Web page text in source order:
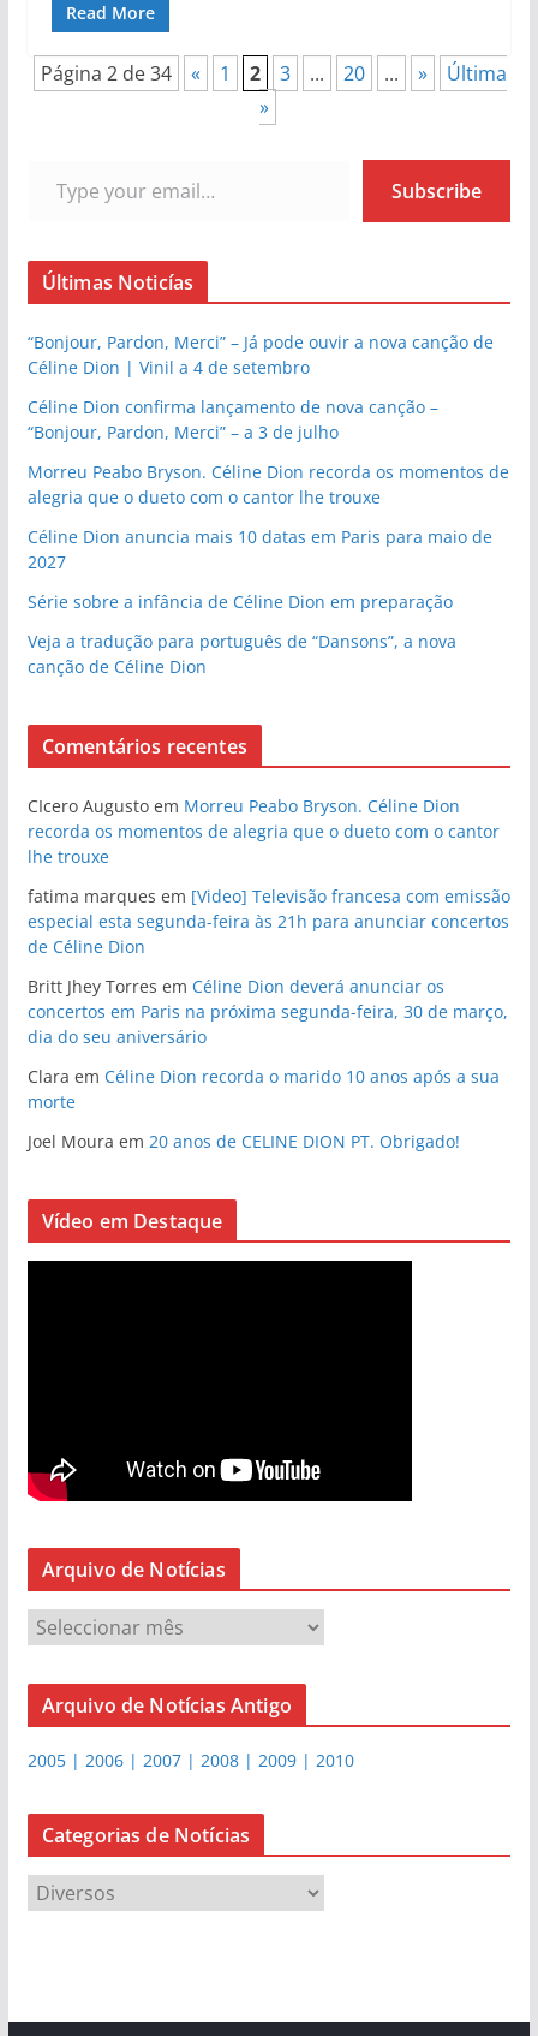
Read More
Página 2 de 34 « 1 2 3 ... 20 ... »
Última
»
Subscribe
Últimas Noticías
“Bonjour, Pardon, Merci” – Já pode ouvir a nova canção de
Céline Dion | Vinil a 4 de setembro
Céline Dion confirma lançamento de nova canção –
“Bonjour, Pardon, Merci” – a 3 de julho
Morreu Peabo Bryson. Céline Dion recorda os momentos de
alegria que o dueto com o cantor lhe trouxe
Céline Dion anuncia mais 10 datas em Paris para maio de
2027
Série sobre a infância de Céline Dion em preparação
Veja a tradução para português de “Dansons”, a nova
canção de Céline Dion
Comentários recentes
CIcero Augustoem Morreu Peabo Bryson. Céline Dion
recorda os momentos de alegria que o dueto com o cantor
lhe trouxe
fatima marques em [Video] Televisão francesa com emissão
especial esta segunda-feira às 21h para anunciar concertos
de Céline Dion
Britt Jhey Torres em Céline Dion deverá anunciar os
concertos em Paris na próxima segunda-feira, 30 de março,
dia do seu aniversário
Clara em Céline Dion recorda o marido 10 anos após a sua
morte
Joel Moura em 20 anos de CELINE DION PT. Obrigado!
Vídeo em Destaque
Arquivo de Notícias
q
v
e
Arquivo de Notícias Antigo
2005 | 2006 | 2007 | 2008 | 2009 | 2010
Categorias de Notícias